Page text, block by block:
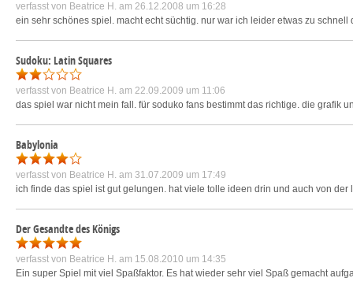
verfasst von Beatrice H. am 26.12.2008 um 16:28
ein sehr schönes spiel. macht echt süchtig. nur war ich leider etwas zu
Sudoku: Latin Squares
verfasst von Beatrice H. am 22.09.2009 um 11:06
das spiel war nicht mein fall. für soduko fans bestimmt das richtige. die grafik
Babylonia
verfasst von Beatrice H. am 31.07.2009 um 17:49
ich finde das spiel ist gut gelungen. hat viele tolle ideen drin und auch von
Der Gesandte des Königs
verfasst von Beatrice H. am 15.08.2010 um 14:35
Ein super Spiel mit viel Spaßfaktor. Es hat wieder sehr viel Spaß gemacht